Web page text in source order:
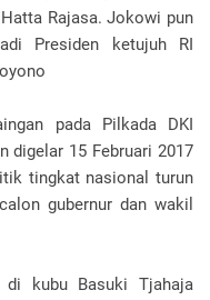
Rajasa. Jokowi pun
Presiden ketujuh RI
pada Pilkada DKI
digelar 15 Februari 2017
tingkat nasional turun
gubernur dan wakil
di kubu Basuki Tjahaja